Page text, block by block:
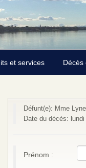
et services Décès
Défunt(e): Mme
Date du décès:
Prénom :